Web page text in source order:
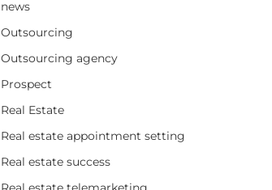
news
Outsourcing
Outsourcing agency
Prospect
Real Estate
Real estate appointment setting
Real estate success